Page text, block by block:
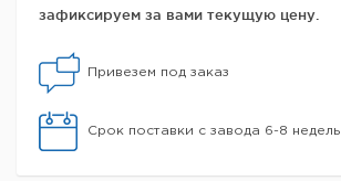
зафиксируем за вами текущую цену.
Привезем под заказ
Срок поставки с завода 6-8 недель